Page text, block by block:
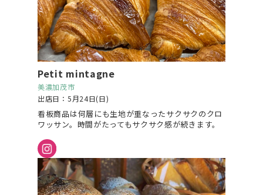
Petit mintagne
美濃加茂市
出店日：5月24日(日)
看板商品は何層にも生地が重なったサクサクのクロ
ワッサン。時間がたってもサクサク感が続きます。